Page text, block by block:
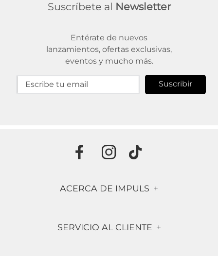
Suscríbete al Newsletter
Entérate de nuevos
lanzamientos, ofertas exclusivas,
eventos y mucho más.
Suscribir
ACERCA DE IMPULS +
SERVICIO AL CLIENTE +